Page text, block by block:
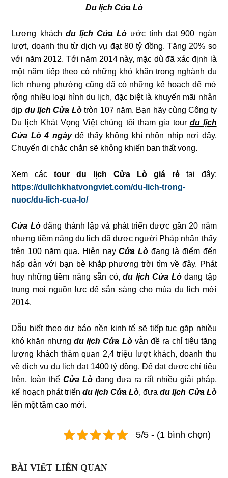
Du lịch Cửa Lò
Lượng khách du lịch Cửa Lò ước tính đạt 900 ngàn
lượt, doanh thu từ dịch vụ đạt 80 tỷ đồng. Tăng 20% so
với năm 2012. Tới năm 2014 này, mặc dù đã xác định là
một năm tiếp theo có những khó khăn trong nghành du
lịch nhưng phường cũng đã có những kế hoạch để mở
rộng nhiều loại hình du lịch, đặc biệt là khuyến mãi nhân
dịp du lịch Cửa Lòtròn 107 năm. Bạn hãy cùng Công ty
Du lịch Khát Vọng Việt chúng tôi tham gia tour du lịch
Cửa Lò 4 ngàyđể thấy không khí nhộn nhịp nơi đây.
Chuyến đi chắc chắn sẽ không khiến bạn thất vọng.
Xem cáctour du lịch Cửa Lò giá rẻtại đây:
https://dulichkhatvongviet.com/du-lich-trong-
nuoc/du-lich-cua-lo/
Cửa Lòđãng thành lập và phát triển được gần 20 năm
nhưng tiềm năng du lịch đã được người Pháp nhận thấy
trên 100 năm qua. Hiện nayCửa Lò đang là điểm đến
hấp dẫn với bạn bè khắp phương trời tìm về đây. Phát
huy những tiềm năng sẵn có,du lịch Cửa Lòđang tập
trung mọi nguồn lực để sẵn sàng cho mùa du lịch mới
2014.
Dẫu biết theo dự báo nền kinh tế sẽ tiếp tục gặp nhiều
khó khăn nhưngdu lịch Cửa Lòvẫn đề ra chỉ tiêu tăng
lượng khách thăm quan 2,4 triệu lượt khách, doanh thu
về dịch vụ du lịch đạt 1400 tỷ đồng. Để đạt được chỉ tiêu
trên, toàn thể Cửa Lòđang đưa ra rất nhiều giải pháp,
kế hoạch phát triển du lịch Cửa Lò, đưadu lịch Cửa Lò
lên một tầm cao mới.
5/5 - (1 bình chọn)
BÀI VIẾT LIÊN QUAN